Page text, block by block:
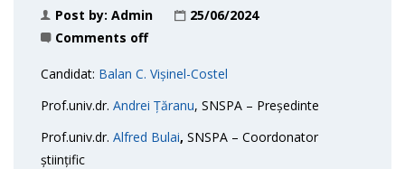
Post by: Admin
25/06/2024
Comments off
Candidat: Balan C. Vișinel-Costel
Prof.univ.dr. Andrei Țăranu, SNSPA – Președinte
Prof.univ.dr. Alfred Bulai, SNSPA – Coordonator
științific